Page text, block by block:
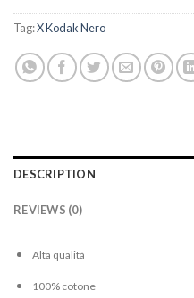
Tag:X Kodak Nero
DESCRIPTION
REVIEWS (0)
Alta qualità
100% cotone